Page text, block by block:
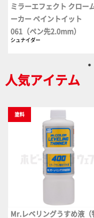
ミラーエフェクト クロー
ーカー ペイントイット
061（ペン先2.0mm）
シュナイダー
人気アイテム
塗料
Mr.レベリングうすめ液（